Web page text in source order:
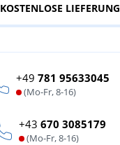
KOSTENLOSE LIEFERUNG
+49 781 95633045
(Mo-Fr, 8-16)
+43670 3085179
(Mo-Fr, 8-16)